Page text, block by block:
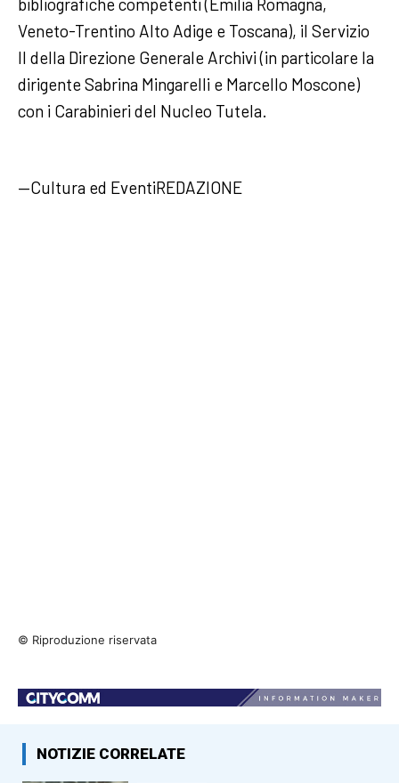
bibliografiche competenti (Emilia Romagna,
Veneto-Trentino Alto Adige e Toscana), il Servizio
II della Direzione Generale Archivi (in particolare la
dirigente Sabrina Mingarelli e Marcello Moscone)
con i Carabinieri del Nucleo Tutela.
—Cultura ed EventiREDAZIONE
© Riproduzione riservata
NOTIZIE CORRELATE